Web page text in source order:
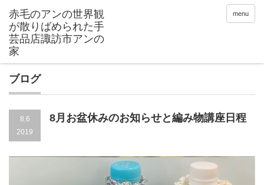
menu
ブログ
8.6
2019
8月お盆休みのお知らせと編み物講座日程